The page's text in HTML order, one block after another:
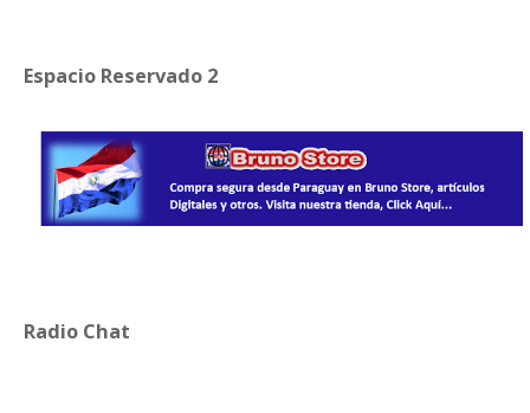
Espacio Reservado 2
Radio Chat